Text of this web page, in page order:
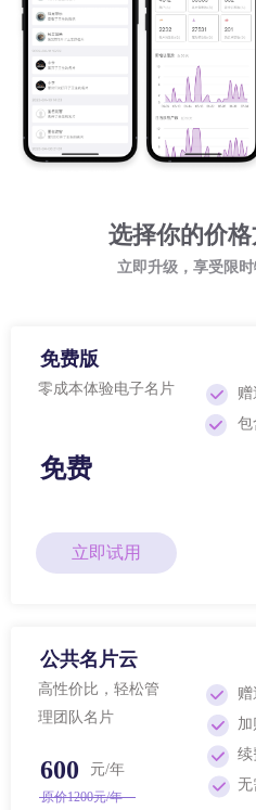
选择你的价
立即升级，享受限
免费版
零成本体验电子名片
免费
包
立即试用
公共名片云
高性价比，轻松管
理团队名片
600
加
续
无
元/年
原价1200元/年